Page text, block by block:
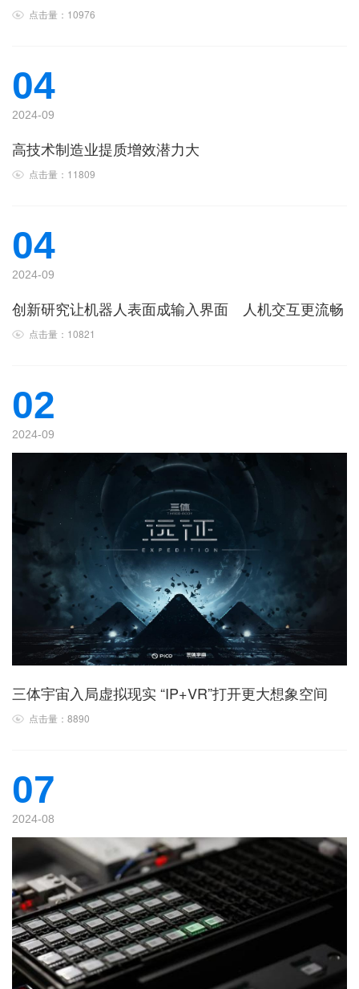
点击量：10976
04
2024-09
高技术制造业提质增效潜力大
点击量：11809
04
2024-09
创新研究让机器人表面成输入界面 人机交互更流畅
点击量：10821
02
2024-09
三体宇宙入局虚拟现实 “IP+VR”打开更大想象空间
点击量：8890
07
2024-08